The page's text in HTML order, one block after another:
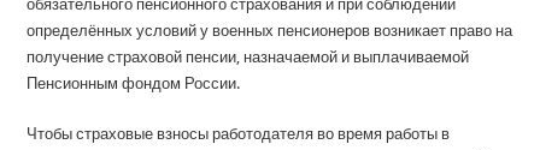
обязательного пенсионного страхования и при соблюдении
определённых условий у военных пенсионеров возникает право на
получение страховой пенсии, назначаемой и выплачиваемой
Пенсионным фондом России.
Чтобы страховые взносы работодателя во время работы в